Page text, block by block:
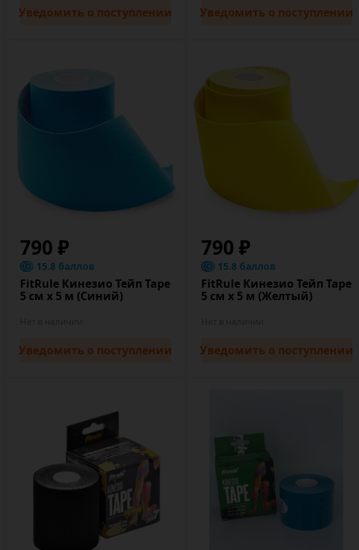
Уведомить о поступлении Уведомить о поступлении
790 ₽
15.8 баллов
FitRule Кинезио Тейп Tape
5 cм х 5 м (Синий)
Уведомить о поступлении
790 ₽
15.8 баллов
FitRule Кинезио Тейп Tape
5 cм х 5 м (Желтый)
Уведомить о поступлении